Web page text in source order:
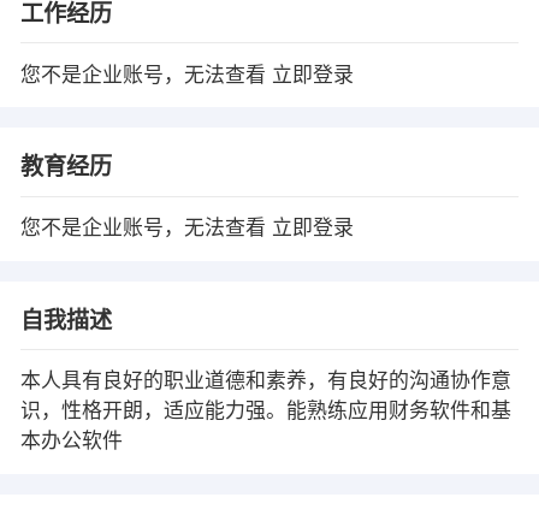
工作经历
您不是企业账号，无法查看 立即登录
教育经历
您不是企业账号，无法查看 立即登录
自我描述
本人具有良好的职业道德和素养，有良好的沟通协作意
识，性格开朗，适应能力强。能熟练应用财务软件和基
本办公软件